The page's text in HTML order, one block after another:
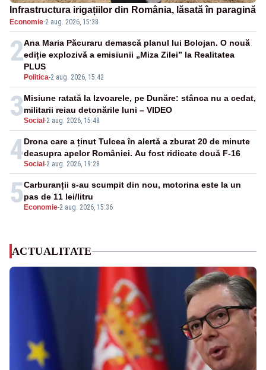
Infrastructura irigațiilor din România, lăsată în paragină
Economie·2 aug. 2026, 15:38
2
Politica-2 aug. 2026, 15:42
Ana Maria Păcuraru demască planul lui Bolojan. O nouă
ediție explozivă a emisiunii „Miza Zilei” la Realitatea
PLUS
3Social -2 aug. 2026, 15:48
Misiune ratată la Izvoarele, pe Dunăre: stânca nu a cedat,
militarii reiau detonările luni – VIDEO
4Social -2 aug. 2026, 19:28
Drona care a ținut Tulcea în alertă a zburat 20 de minute
deasupra apelor României. Au fost ridicate două F-16
5 Economie-2 aug. 2026, 15:36
Carburanții s-au scumpit din nou, motorina este la un
pas de 11 lei/litru
ACTUALITATE